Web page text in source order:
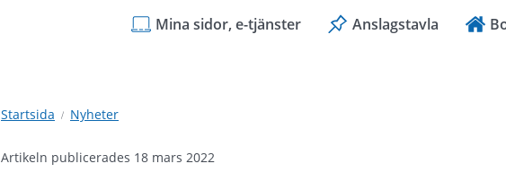
Mina sidor, e-tjänster Anslagstavla
Startsida Nyheter
Artikeln publicerades 18 mars 2022